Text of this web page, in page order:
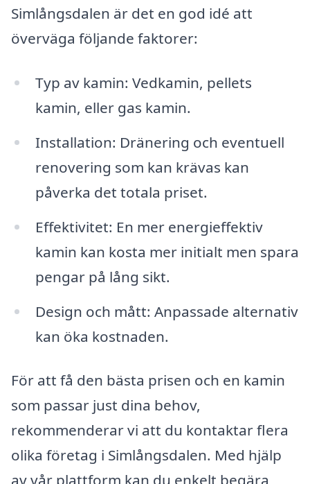
Simlångsdalen är det en god idé att
överväga följande faktorer:
Typ av kamin: Vedkamin, pellets
kamin, eller gas kamin.
Installation: Dränering och eventuell
renovering som kan krävas kan
påverka det totala priset.
Effektivitet: En mer energieffektiv
kamin kan kosta mer initialt men spara
pengar på lång sikt.
Design och mått: Anpassade alternativ
kan öka kostnaden.
För att få den bästa prisen och en kamin
som passar just dina behov,
rekommenderar vi att du kontaktar flera
olika företag i Simlångsdalen. Med hjälp
av vår plattform kan du enkelt begära